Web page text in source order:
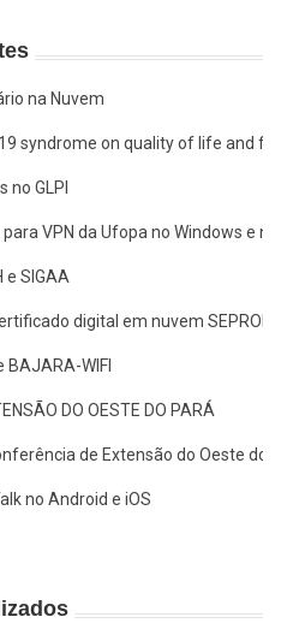
na Nuvem
syndrome on quality of life and
no GLPI
VPN da Ufopa no Windows e no
e SIGAA
digital em nuvem SEPROID
WIFI
DO OESTE DO PARÁ
de Extensão do Oeste do
no Android e iOS